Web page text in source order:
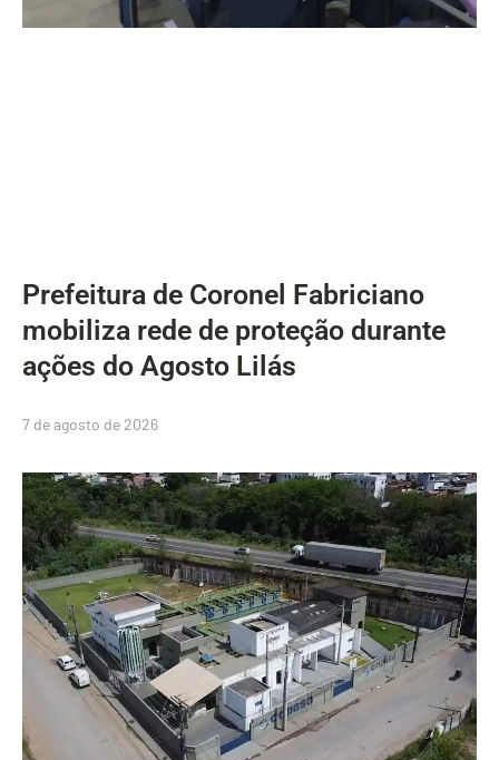
Prefeitura de Coronel Fabriciano
mobiliza rede de proteção durante
ações do Agosto Lilás
7 de agosto de 2026